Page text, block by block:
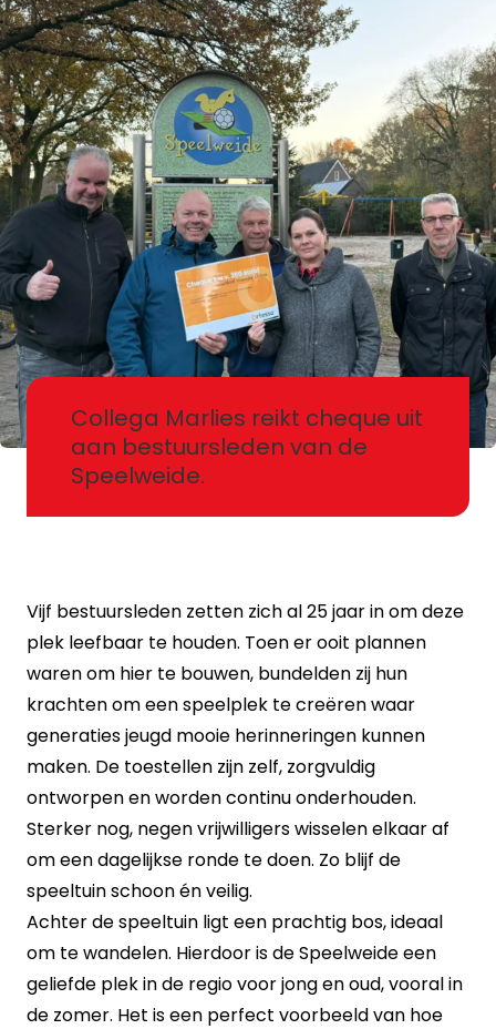
Collega Marlies reikt cheque uit
aan bestuursleden van de
Speelweide.
Vijf bestuursleden zetten zich al 25 jaar in om deze
plek leefbaar te houden. Toen er ooit plannen
waren om hier te bouwen, bundelden zij hun
krachten om een speelplek te creëren waar
generaties jeugd mooie herinneringen kunnen
maken. De toestellen zijn zelf, zorgvuldig
ontworpen en worden continu onderhouden.
Sterker nog, negen vrijwilligers wisselen elkaar af
om een dagelijkse ronde te doen. Zo blijf de
speeltuin schoon én veilig.
Achter de speeltuin ligt een prachtig bos, ideaal
om te wandelen. Hierdoor is de Speelweide een
geliefde plek in de regio voor jong en oud, vooral in
de zomer. Het is een perfect voorbeeld van hoe